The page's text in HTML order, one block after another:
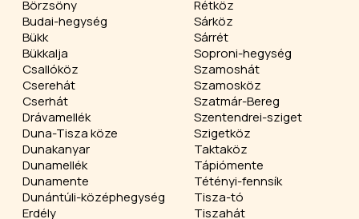
Börzsöny
Budai-hegység
Bükk
Bükkalja
Csallóköz
Cserehát
Cserhát
Drávamellék
Duna-Tisza köze
Dunakanyar
Dunamellék
Dunamente
Dunántúli-középhegység
Erdély
Rétköz
Sárköz
Sárrét
Soproni-hegység
Szamoshát
Szamosköz
Szatmár-Bereg
Szentendrei-sziget
Szigetköz
Taktaköz
Tápiómente
Tétényi-fennsík
Tisza-tó
Tiszahát